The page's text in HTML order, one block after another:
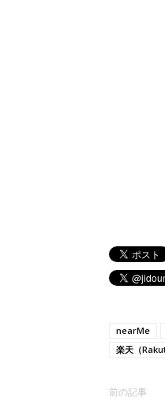
nearMe
楽天（
前の記事